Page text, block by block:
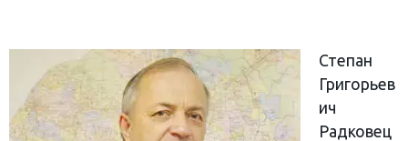
Степан
Григорьев
ич
Радковец